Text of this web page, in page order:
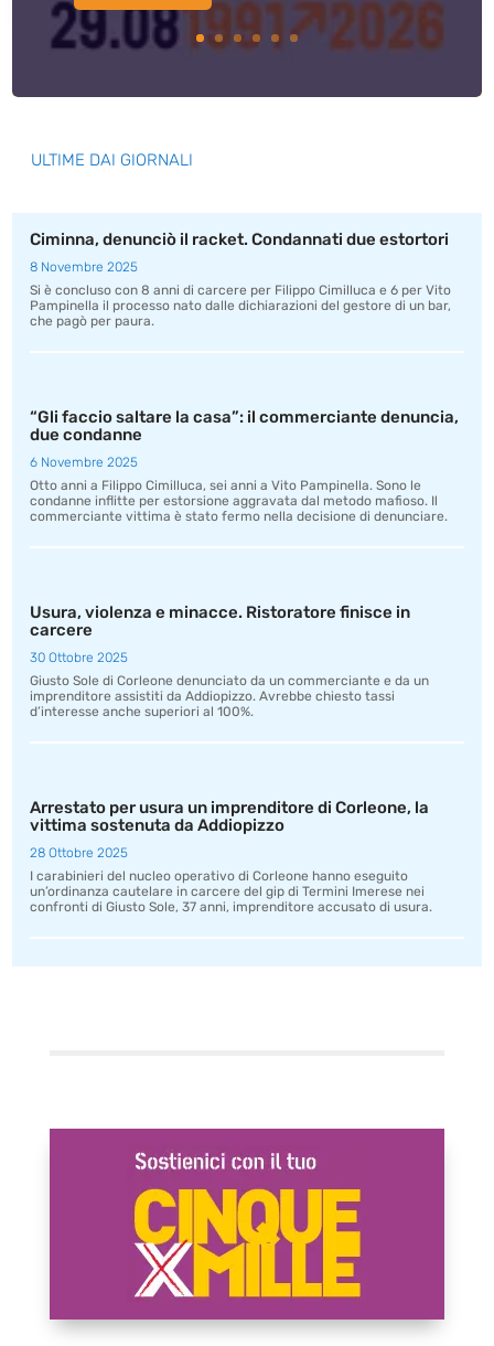
ULTIME DAI GIORNALI
Ciminna, denunciò il racket. Condannati due estortori
8 Novembre 2025
Si è concluso con 8 anni di carcere per Filippo Cimilluca e 6 per Vito
Pampinella il processo nato dalle dichiarazioni del gestore di un bar,
che pagò per paura.
“Gli faccio saltare la casa”: il commerciante denuncia,
due condanne
6 Novembre 2025
Otto anni a Filippo Cimilluca, sei anni a Vito Pampinella. Sono le
condanne inflitte per estorsione aggravata dal metodo mafioso. Il
commerciante vittima è stato fermo nella decisione di denunciare.
Usura, violenza e minacce. Ristoratore finisce in
carcere
30 Ottobre 2025
Giusto Sole di Corleone denunciato da un commerciante e da un
imprenditore assistiti da Addiopizzo. Avrebbe chiesto tassi
d’interesse anche superiori al 100%.
Arrestato per usura un imprenditore di Corleone, la
vittima sostenuta da Addiopizzo
28 Ottobre 2025
I carabinieri del nucleo operativo di Corleone hanno eseguito
un’ordinanza cautelare in carcere del gip di Termini Imerese nei
confronti di Giusto Sole, 37 anni, imprenditore accusato di usura.